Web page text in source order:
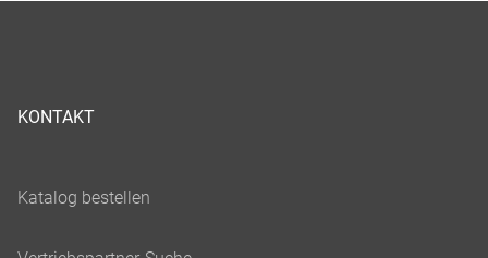
KONTAKT